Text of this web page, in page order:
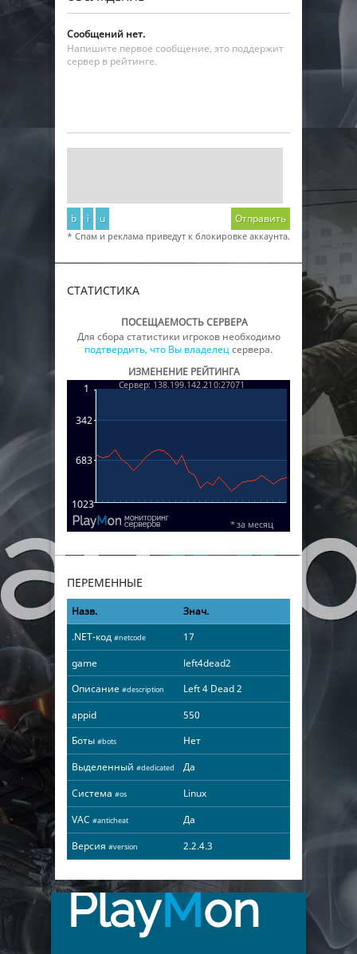
Сообщений нет.
Напишите первое сообщение, это поддержит
сервер в рейтинге.
b i u Отправить
* Спам и реклама приведут к блокировке аккаунта.
СТАТИСТИКА
ПОСЕЩАЕМОСТЬ СЕРВЕРА
Для сбора статистики игроков необходимо
подтвердить, что Вы владелецсервера.
ИЗМЕНЕНИЕ РЕЙТИНГА
ПЕРЕМЕННЫЕ
Назв.
Знач.
.NET-код #netcode
17
game
left4dead2
Описание #description
Left 4 Dead 2
appid
550
Боты #bots
Нет
Выделенный #dedicated
Да
Система #os
Linux
VAC #anticheat
Да
Версия #version 2.2.4.3
PlayMon